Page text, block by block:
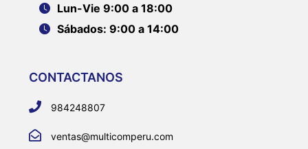
Lun-Vie 9:00 a 18:00
Sábados: 9:00 a 14:00
CONTACTANOS
984248807
ventas@multicomperu.com